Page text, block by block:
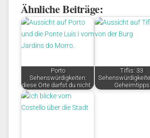
Ähnliche Beiträge:
Porto
Sehenswürdigkeiten:
diese Orte darfst du nicht…
Tiflis: 33
Geheimtipps